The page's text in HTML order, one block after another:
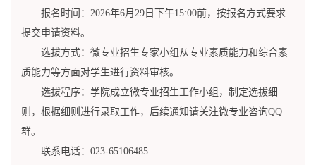
报名时间：2026年6月29日下午15:00前，按报名方式要求
提交申请资料。
选拔方式：微专业招生专家小组从专业素质能力和综合素
质能力等方面对学生进行资料审核。
选拔程序：学院成立微专业招生工作小组，制定选拔细
则，根据细则进行录取工作，后续通知请关注微专业咨询QQ
群。
联系电话：023-65106485